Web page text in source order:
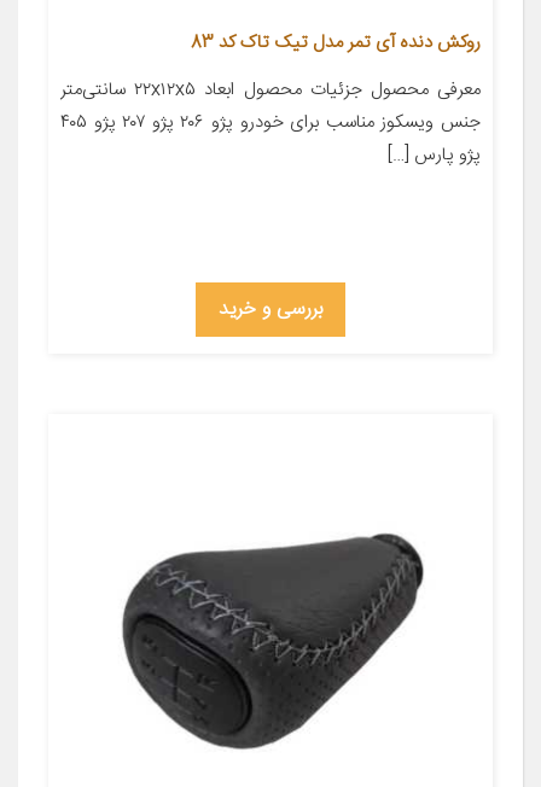
روکش دنده آی تمر مدل تیک تاک کد 83
معرفی محصول جزئیات محصول ابعاد ۲۲x۱۲x۵ سانتی‌متر
جنس ویسکوز مناسب برای خودرو پژو ۲۰۶ پژو ۲۰۷ پژو ۴۰۵
پژو پارس […]
بررسی و خرید